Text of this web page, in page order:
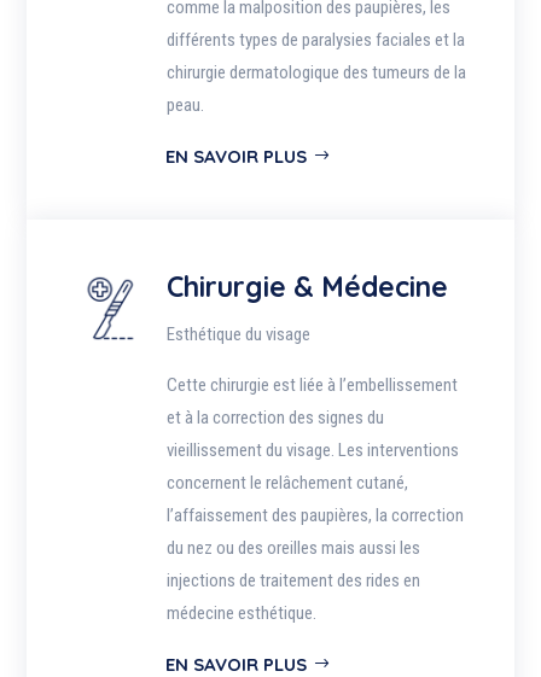
comme la malposition des paupières, les
différents types de paralysies faciales et la
chirurgie dermatologique des tumeurs de la
peau.
EN SAVOIR PLUS
Chirurgie & Médecine
Esthétique du visage
Cette chirurgie est liée à l’embellissement
et à la correction des signes du
vieillissement du visage. Les interventions
concernent le relâchement cutané,
l’affaissement des paupières, la correction
du nez ou des oreilles mais aussi les
injections de traitement des rides en
médecine esthétique.
EN SAVOIR PLUS